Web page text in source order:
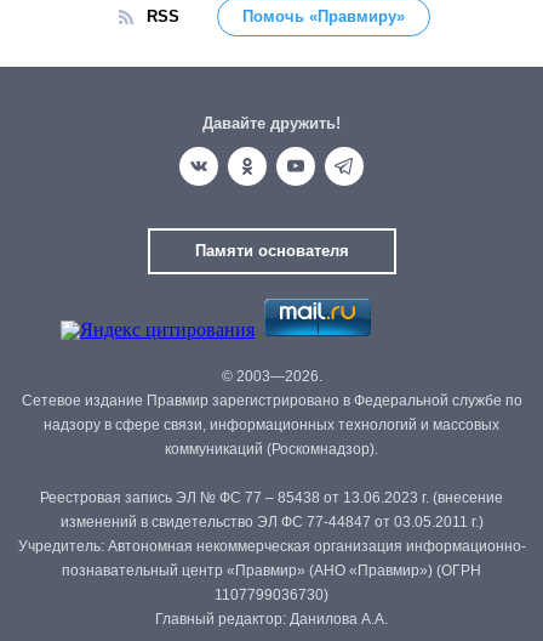
RSS Помочь «Правмиру»
Давайте дружить!
Памяти основателя
© 2003—2026.
Сетевое издание Правмир зарегистрировано в Федеральной службе по
надзору в сфере связи, информационных технологий и массовых
коммуникаций (Роскомнадзор).
Реестровая запись ЭЛ № ФС 77 – 85438 от 13.06.2023 г. (внесение
изменений в свидетельство ЭЛ ФС 77-44847 от 03.05.2011 г.)
Учредитель: Автономная некоммерческая организация информационно-
познавательный центр «Правмир» (АНО «Правмир») (ОГРН
1107799036730)
Главный редактор: Данилова А.А.